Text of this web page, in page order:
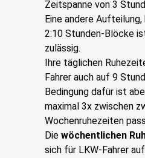
Zeitspanne von 3
Eine andere
2:10 Stunden-Blöcke
zulässig.
Ihre täglichen
Fahrer auch auf 9
Bedingung dafür ist
maximal 3x zwischen
Wochenruhezeiten
Die wöchentlichen
sich für LKW-Fahrer